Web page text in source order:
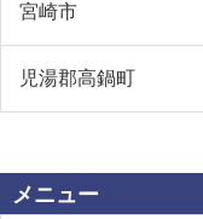
宮崎市
児湯郡高鍋町
メニュー